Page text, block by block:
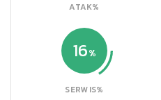
ATAK%
16
SERWIS%